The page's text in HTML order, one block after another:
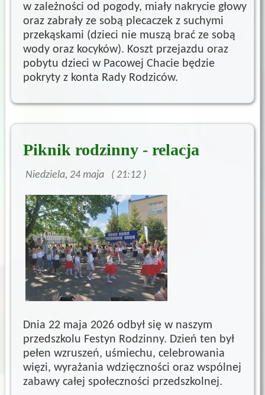
w zależności od pogody, miały nakrycie głowy
oraz zabrały ze sobą plecaczek z suchymi
przekąskami (dzieci nie muszą brać ze sobą
wody oraz kocyków). Koszt przejazdu oraz
pobytu dzieci w Pacowej Chacie będzie
pokryty z konta Rady Rodziców.
Piknik rodzinny - relacja
Niedziela, 24 maja ( 21:12 )
Dnia 22 maja 2026 odbył się w naszym
przedszkolu Festyn Rodzinny. Dzień ten był
pełen wzruszeń, uśmiechu, celebrowania
więzi, wyrażania wdzięczności oraz wspólnej
zabawy całej społeczności przedszkolnej.